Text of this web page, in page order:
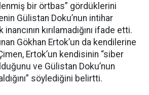
bir örtbas” gördüklerini
Gülistan Doku’nun intihar
kırılamadığını ifade etti.
Gökhan Ertok’un da kendilerine
Ertok’un kendisinin “siber
ve Gülistan Doku’nun
söylediğini belirtti.